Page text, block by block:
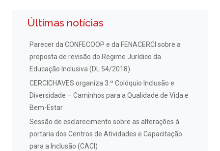
Últimas notícias
Parecer da CONFECOOP e da FENACERCI sobre a
proposta de revisão do Regime Jurídico da
Educação Inclusiva (DL 54/2018)
CERCICHAVES organiza 3.º Colóquio Inclusão e
Diversidade – Caminhos para a Qualidade de Vida e
Bem-Estar
Sessão de esclarecimento sobre as alterações à
portaria dos Centros de Atividades e Capacitação
para a Inclusão (CACI)